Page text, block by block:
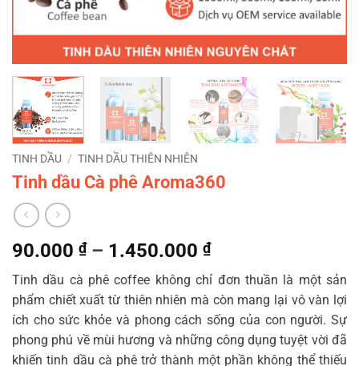
TINH DẦU / TINH DẦU THIÊN NHIÊN
Tinh dầu Cà phê Aroma360
90.000 ₫ – 1.450.000 ₫Khoảng
giá:
từ
90.000 ₫
đến
1.450.000 ₫
Tinh dầu cà phê coffee không chỉ đơn thuần là một sản
phẩm chiết xuất từ thiên nhiên mà còn mang lại vô vàn lợi
ích cho sức khỏe và phong cách sống của con người. Sự
phong phú về mùi hương và những công dụng tuyệt vời đã
khiến tinh dầu cà phê trở thành một phần không thể thiếu